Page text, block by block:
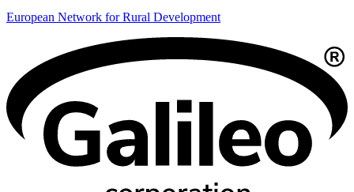
European Network for Rural Development